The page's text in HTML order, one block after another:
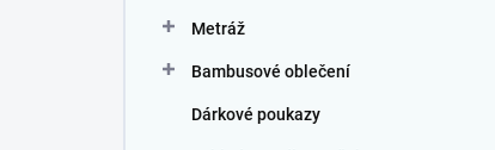
Metráž
Bambusové oblečení
Dárkové poukazy